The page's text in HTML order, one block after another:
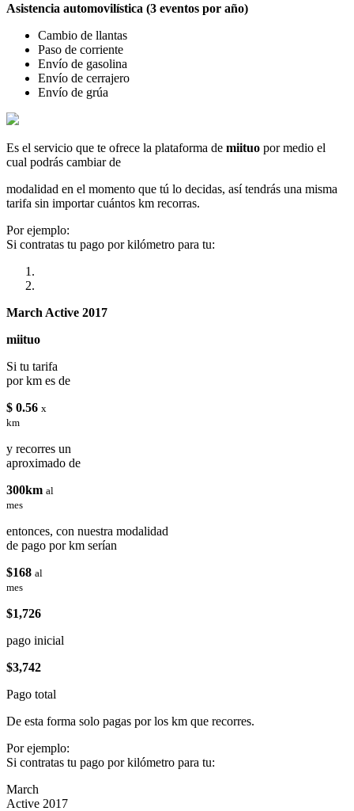
Asistencia automovilística (3 eventos por año)
Cambio de llantas
Paso de corriente
Envío de gasolina
Envío de cerrajero
Envío de grúa
Es el servicio que te ofrece la plataforma de miituo por medio el
cual podrás cambiar de
modalidad en el momento que tú lo decidas, así tendrás una misma
tarifa sin importar cuántos km recorras.
Por ejemplo:
Si contratas tu pago por kilómetro para tu:
March Active 2017
miituo
Si tu tarifa
por km es de
$ 0.56 x
km
y recorres un
aproximado de
300km al
mes
entonces, con nuestra modalidad
de pago por km serían
$168 al
mes
$1,726
pago inicial
$3,742
Pago total
De esta forma solo pagas por los km que recorres.
Por ejemplo:
Si contratas tu pago por kilómetro para tu:
March
Active 2017